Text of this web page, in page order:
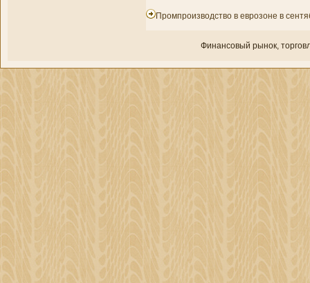
Промпроизводство в еврозоне в
Финансовый рынок,